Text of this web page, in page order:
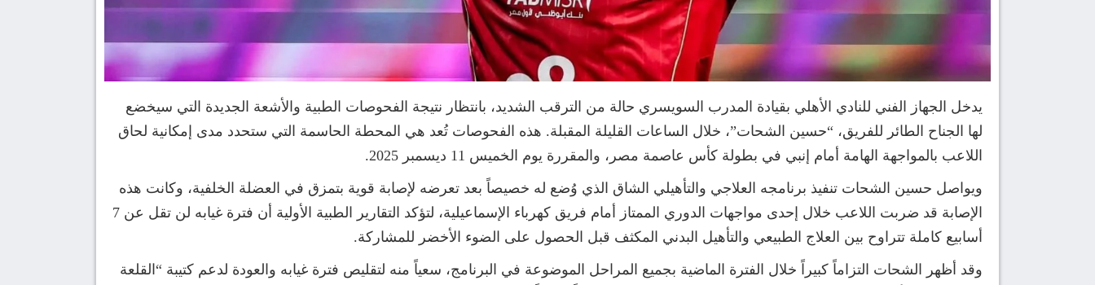
يدخل الجهاز الفني للنادي الأهلي بقيادة المدرب السويسري حالة من الترقب الشديد، بانتظار نتيجة الفحوصات الطبية والأشعة الجديدة التي سيخضع
لها الجناح الطائر للفريق، “حسين الشحات”، خلال الساعات القليلة المقبلة. هذه الفحوصات تُعد هي المحطة الحاسمة التي ستحدد مدى إمكانية لحاق
اللاعب بالمواجهة الهامة أمام إنبي في بطولة كأس عاصمة مصر، والمقررة يوم الخميس 11 ديسمبر 2025.
ويواصل حسين الشحات تنفيذ برنامجه العلاجي والتأهيلي الشاق الذي وُضع له خصيصاً بعد تعرضه لإصابة قوية بتمزق في العضلة الخلفية، وكانت هذه
الإصابة قد ضربت اللاعب خلال إحدى مواجهات الدوري الممتاز أمام فريق كهرباء الإسماعيلية، لتؤكد التقارير الطبية الأولية أن فترة غيابه لن تقل عن 7
أسابيع كاملة تتراوح بين العلاج الطبيعي والتأهيل البدني المكثف قبل الحصول على الضوء الأخضر للمشاركة.
وقد أظهر الشحات التزاماً كبيراً خلال الفترة الماضية بجميع المراحل الموضوعة في البرنامج، سعياً منه لتقليص فترة غيابه والعودة لدعم كتيبة “القلعة